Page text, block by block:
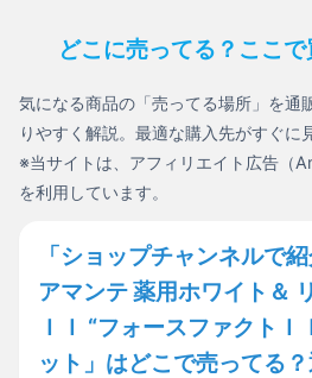
どこに売ってる？ここで
気になる商品の「売ってる場所」を通
りやすく解説。最適な購入先がすぐに
※当サイトは、アフィリエイト広告（
を利用しています。
「ショップチャンネルで
アマンテ 薬用ホワイト＆
ＩＩ “フォースファクトＩ
ット」はどこで売ってる